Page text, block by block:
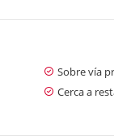
Sobre vía
Cerca a